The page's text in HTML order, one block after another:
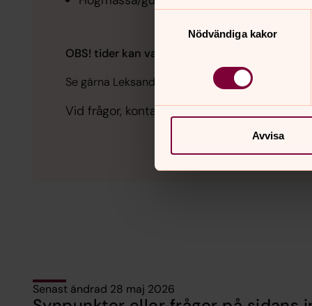
Nödvändiga kakor
Avvisa
OBS! tider kan variera!
Se gärna Leksands pastoratsKalender
Vid frågor, kontakta pastorsexpeditionen:
Senast ändrad 28 maj 2026